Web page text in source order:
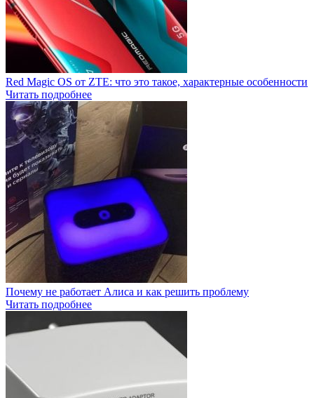
Red Magic OS от ZTE: что это такое, характерные особенности
Читать подробнее
Почему не работает Алиса и как решить проблему
Читать подробнее